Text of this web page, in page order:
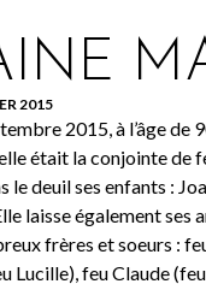
2015
2015, à l’âge
était la conjointe
le deuil ses enfants :
laisse également
frères et soeurs :
Lucille), feu Claude